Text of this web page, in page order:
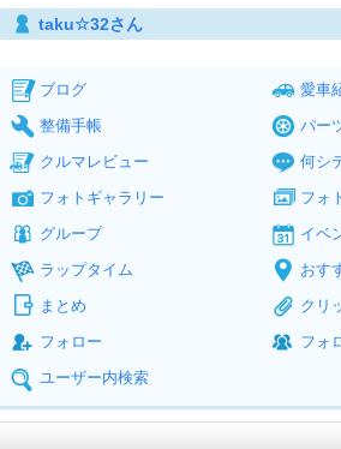
taku☆32さん
ブログ
愛車
整備手帳
パー
クルマレビュー
何シ
フォトギャラリー
フォ
グループ
イベ
ラップタイム
おす
まとめ
クリ
フォロー
フォ
ユーザー内検索